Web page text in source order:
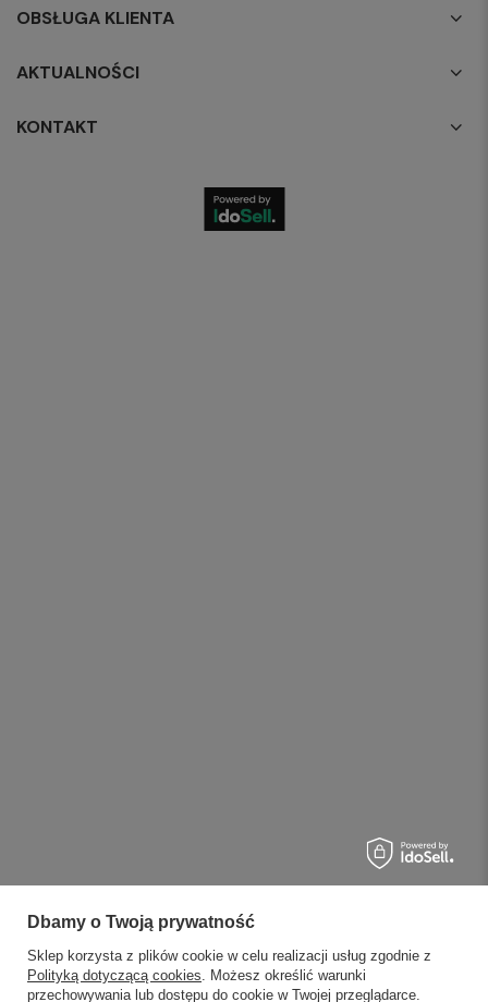
OBSŁUGA KLIENTA
AKTUALNOŚCI
KONTAKT
Dbamy o Twoją prywatność
Sklep korzysta z plików cookie w celu realizacji usług zgodnie z
Polityką dotyczącą cookies. Możesz określić warunki
przechowywania lub dostępu do cookie w Twojej przeglądarce.